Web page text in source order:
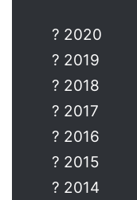
? 2020
? 2019
? 2018
? 2017
? 2016
? 2015
? 2014